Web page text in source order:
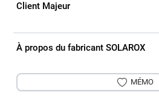
Client Majeur
À propos du fabricant SOLAROX
MÉMO